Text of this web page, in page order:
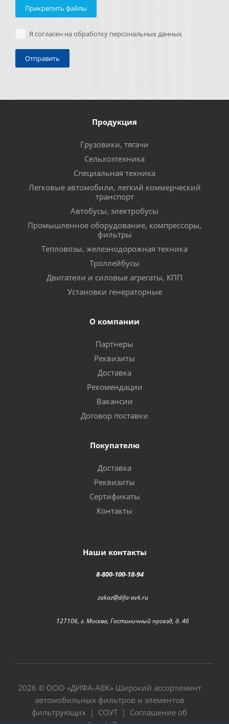
Прикрепить файлы
Я согласен на обработку персональных данных
Продукция
Грузовики, тягачи
Сельхозтехника
Специальная техника
Легковые автомобили, легкий коммерческий
транспорт
Автобусы, электробусы
Промышленное оборудование, компрессоры,
фильтры
Тепловозы, железнодорожная техника
Троллейбусы
Двигатели и силовые агрегаты, КПП
Установки генераторные
О компании
Партнеры
Реквизиты
Доставка
Рекомендации
Вакансии
Договор поставки
Покупателю
Доставка
Реквизиты
Сертификаты
Контакты
Наши контакты
8-800-100-18-94
zakaz@difa-avk.ru
127106, г. Москва, Гостиничный проезд, д. 4б
2026 © ООО «ДИФА-АВК» Широкий ассортимент
автомобильных фильтров и элементов
фильтрующих | СОУТ | Соглашение об